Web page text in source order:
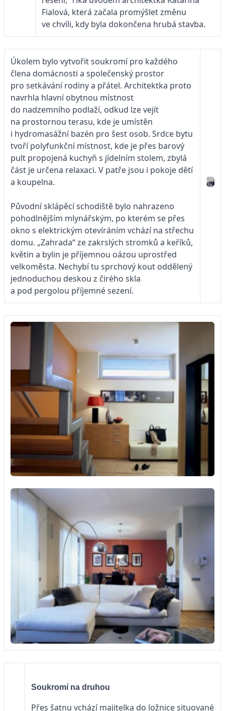
Fialová, která začala promýšlet změnu
ve chvíli, kdy byla dokončena hrubá stavba.
Úkolem bylo vytvořit soukromí pro každého
člena domácnosti a společenský prostor
pro setkávání rodiny a přátel. Architektka proto
navrhla hlavní obytnou místnost
do nadzemního podlaží, odkud lze vejít
na prostornou terasu, kde je umístěn
i hydromasážní bazén pro šest osob. Srdce bytu
tvoří polyfunkční místnost, kde je přes barový
pult propojená kuchyň s jídelním stolem, zbylá
část je určena relaxaci. V patře jsou i pokoje dětí
a koupelna.
Původní sklápěcí schodiště bylo nahrazeno
pohodlnějším mlynářským, po kterém se přes
okno s elektrickým otevíráním vchází na střechu
domu. „Zahrada“ ze zakrslých stromků a keříků,
květin a bylin je příjemnou oázou uprostřed
velkoměsta. Nechybí tu sprchový kout oddělený
jednoduchou deskou z čirého skla
a pod pergolou příjemné sezení.
Soukromí na druhou
Přes šatnu vchází majitelka do ložnice situované